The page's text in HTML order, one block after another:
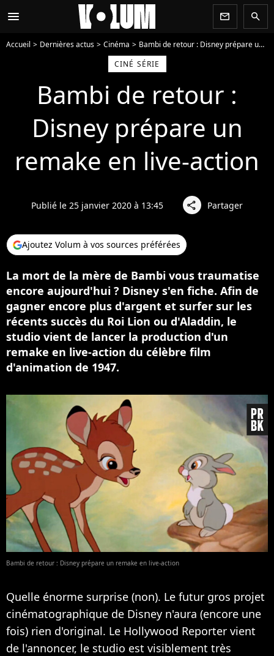
menu newsletter search
Accueil Dernières actus Cinéma
Bambi de retour : Disney prépare un remake en live-action
CINÉ SÉRIE
Bambi de retour :
Disney prépare un
remake en live-action
Publié le 25 janvier 2020 à 13:45 share Partager
Ajoutez Volum à vos sources préférées
La mort de la mère de Bambi vous traumatise
encore aujourd'hui ? Disney s'en fiche. Afin de
gagner encore plus d'argent et surfer sur les
récents succès du Roi Lion ou d'Aladdin, le
studio vient de lancer la production d'un
remake en live-action du célèbre film
d'animation de 1947.
Bambi de retour : Disney prépare un remake en live-action
Quelle énorme surprise (non). Le futur gros projet
cinématographique de Disney n'aura (encore une
fois) rien d'original. Le Hollywood Reporter vient
de l'annoncer, le studio est visiblement très